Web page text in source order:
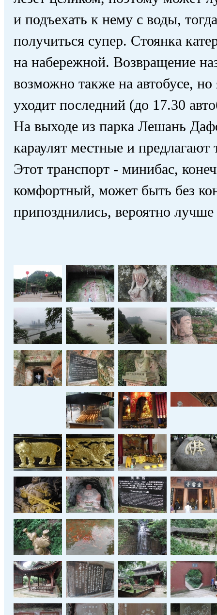
и подъехать к нему с воды,
получиться супер. Стоянка
на набережной. Возвращение
возможно также на автобусе, но
уходит последний (до 17.30
На выходе из парка Лешань
караулят местные и предлагают
Этот транспорт - минибас,
комфортный, может быть без
припозднились, вероятно лучше